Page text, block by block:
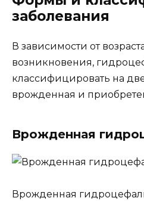
заболевания
В зависимости от
возникновения,
классифицировать на
врожденная и
Врожденная
Врожденная